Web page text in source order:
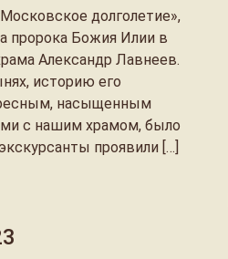
долголетие»,
пророка Божия Илии в
Александр Лавнеев.
историю его
насыщенным
с нашим храмом, было
проявили […]